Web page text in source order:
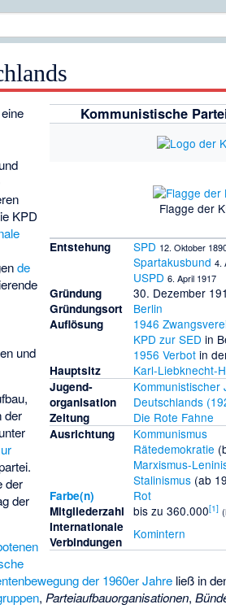
Kommunistische
Flagge der
Entstehung SPD 12. Oktober
Spartakusbund 4.
USPD 6. April 1917
Gründung 30. Dezember
Gründungs­ort Berlin
Auflösung 1946
KPD zur SED in
1956 Verbot in
Haupt­sitz Karl-Liebknecht-
Jugend­
organisation
Kommunistischer
Deutschlands
Zeitung Die Rote Fahne
Aus­richtung
Kommunismus
Rätedemokratie
Marxismus-
Stalinismus (ab
Farbe(n) Rot
Mitglieder­zahl bis zu 360.000[1]
Internationale
Verbindungen
Komintern
und
KPD
de
und
der
der
der
der 1960er Jahre ließ in
, Parteiaufbauorganisationen,